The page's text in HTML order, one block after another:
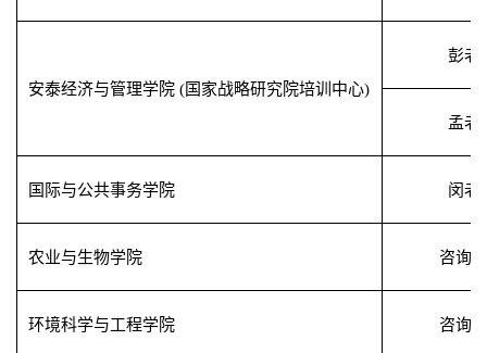
安泰经济与管理学院 (国家战略研究院培训中心)
彭老
孟老
国际与公共事务学院 闵老
农业与生物学院 咨询
环境科学与工程学院 咨询